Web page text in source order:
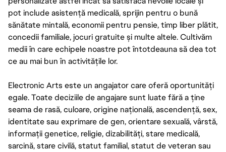
pot include asistență medicală, sprijin pentru o bună
sănătate mintală, economii pentru pensie, timp liber plătit,
concedii familiale, jocuri gratuite și multe altele. Cultivăm
medii în care echipele noastre pot întotdeauna să dea tot
ce au mai bun în activitățile lor.
Electronic Arts este un angajator care oferă oportunități
egale. Toate deciziile de angajare sunt luate fără a ține
seama de rasă, culoare, origine națională, ascendență, sex,
identitate sau exprimare de gen, orientare sexuală, vârstă,
informații genetice, religie, dizabilități, stare medicală,
sarcină, stare civilă, statut familial, statut de veteran sau